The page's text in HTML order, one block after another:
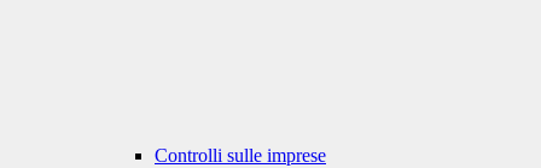
Controlli sulle imprese